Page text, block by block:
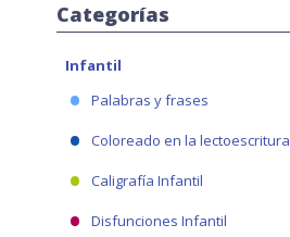
Categorías
Infantil
Palabras y frases
Coloreado en la lectoescritura
Caligrafía Infantil
Disfunciones Infantil